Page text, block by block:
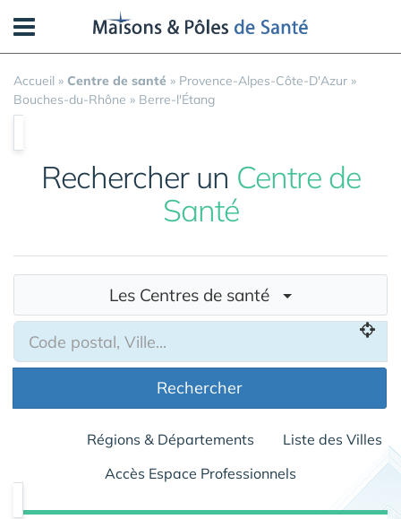
Accueil » Centre de santé » Provence-Alpes-Côte-D'Azur »
Bouches-du-Rhône » Berre-l'Étang
Rechercher un Centre de
Santé
Les Centres de santé
Rechercher
Régions & Départements
Liste des Villes
Accès Espace Professionnels
Panneau de gestion des cookies